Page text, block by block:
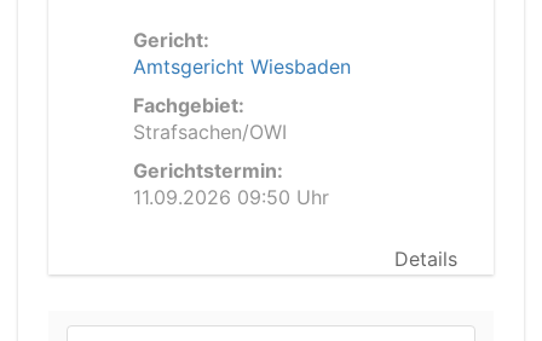
Gericht:
Amtsgericht Wiesbaden
Fachgebiet:
Strafsachen/OWI
Gerichtstermin:
11.09.2026 09:50 Uhr
Details